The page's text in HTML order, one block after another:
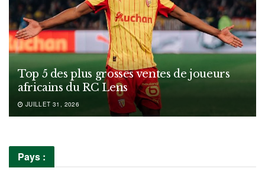
Top 5 des plus grosses ventes de joueurs
africains du RC Lens
JUILLET 31, 2026
Pays :